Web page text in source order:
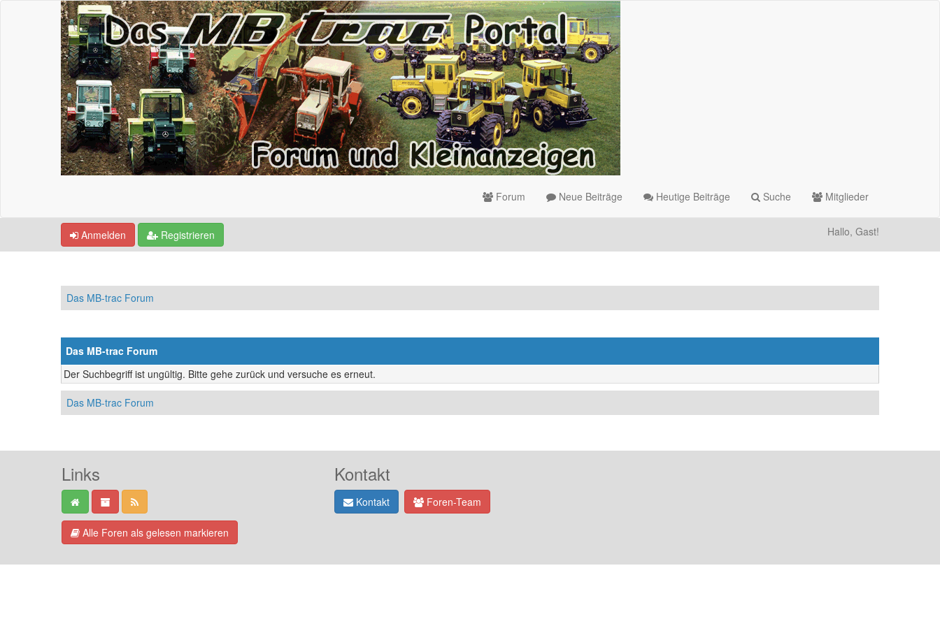
Forum Neue Beiträge Heutige Beiträge Suche Mitglieder
Anmelden Registrieren Hallo, Gast!
Das MB-trac Forum
Das MB-trac Forum
Der Suchbegriff ist ungültig. Bitte gehe zurück und versuche es erneut.
Das MB-trac Forum
Links
Alle Foren als gelesen markieren
Kontakt
Kontakt Foren-Team